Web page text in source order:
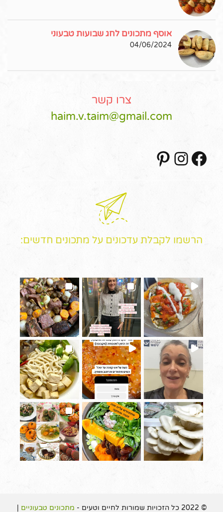
אוסף מתכונים לחג שבועות טבעוני
04/06/2024
צרו קשר
haim.v.taim@gmail.com
Facebook
Instagram
הרשמו לקבלת עדכונים על מתכונים חדשים:
© 2022 כל הזכויות שמורות לחיים וטעים - מתכונים טבעוניים |